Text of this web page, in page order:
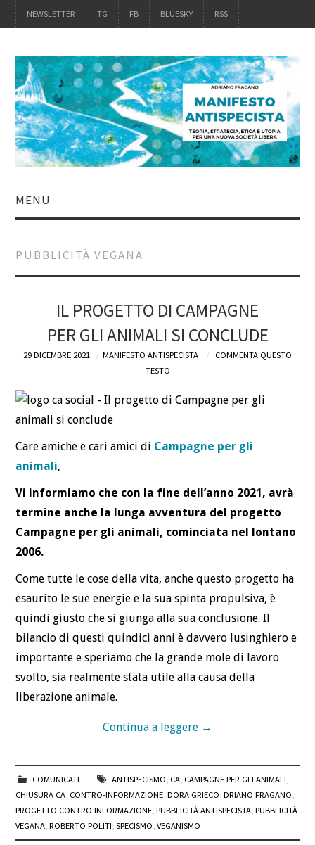
NEWSLETTER TG FB BLUESKY RSS
MENU
ACQUISTALO
DEFINIZIONI
BLOG
CONTATTI
PUBBLICITÀ VEGANA
IL PROGETTO DI CAMPAGNE
PER GLI ANIMALI SI CONCLUDE
29 DICEMBRE 2021 MANIFESTO ANTISPECISTA
COMMENTA QUESTO
TESTO
Care amiche e cari amici di Campagne per gli
animali,
Vi informiamo che con la fine dell’anno 2021, avrà
termine anche la lunga avventura del progetto
Campagne per gli animali, cominciata nel lontano
2006.
Come tutte le cose della vita, anche questo progetto ha
esaurito le sue energie e la sua spinta propulsiva, è
quindi giusto che si giunga alla sua conclusione. Il
bilancio di questi quindici anni è davvero lusinghiero e
importante e speriamo che la grande mole di lavoro
svolto, sia realmente stata utile alla causa della
liberazione animale.
Continua a leggere →
COMUNICATI ANTISPECISMO, CA, CAMPAGNE PER GLI ANIMALI,
CHIUSURA CA, CONTRO-INFORMAZIONE,DORA GRIECO,DRIANO FRAGANO,
PROGETTO CONTRO INFORMAZIONE,PUBBLICITÀ ANTISPECISTA,PUBBLICITÀ
VEGANA,ROBERTO POLITI,SPECISMO,VEGANISMO